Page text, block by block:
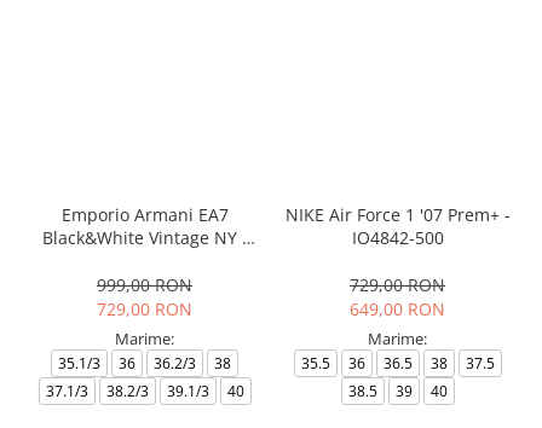
Emporio Armani EA7
Black&White Vintage NY -
999,00 RON
729,00 RON
Marime:
35.1/3 36 36.2/3
38
37.1/3
38.2/3 39.1/3 40
NIKE Air Force 1 '07 Prem+ -
IO4842-500
729,00 RON
649,00 RON
Marime:
35.5 36 36.5 38
37.5
38.5
39 40